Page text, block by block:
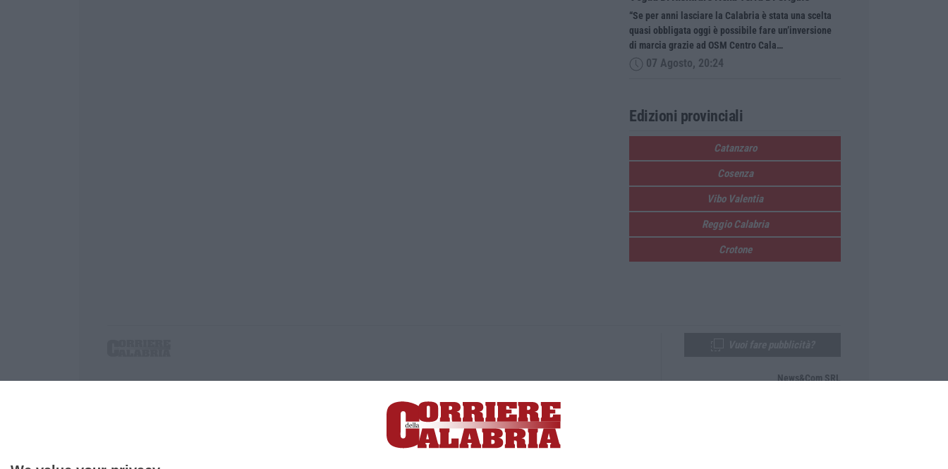
“Se per anni lasciare la Calabria è stata una scelta
quasi obbligata oggi è possibile fare un’inversione
di marcia grazie ad OSM Centro Cala…
07 Agosto, 20:24
Edizioni provinciali
Catanzaro
Cosenza
Vibo Valentia
Reggio Calabria
Crotone
P.IVA. 03199620794, Via del mare 6/G, S.Eufemia, Lamezia Terme (CZ)
Iscrizione tribunale di Lamezia Terme 5/2011 - Direttore responsabile Paola Militano |Privacy
News&Com SRL